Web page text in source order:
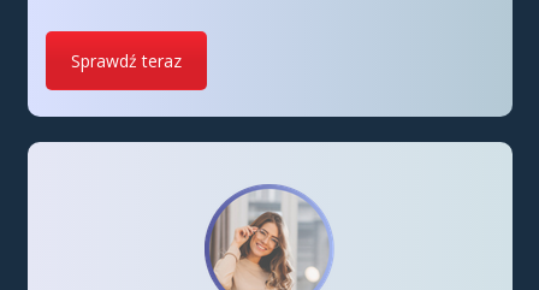
Sprawdź teraz